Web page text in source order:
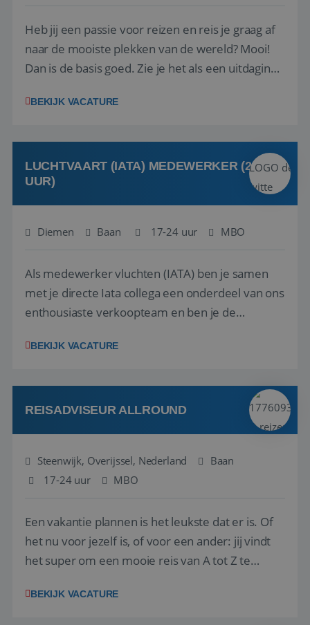
Heb jij een passie voor reizen en reis je graag af
naar de mooiste plekken van de wereld? Mooi!
Dan is de basis goed. Zie je het als een uitdaging
het samenstellen en boeken van de perfecte
deze onderdelen zijn nu samen gevoegd...
BEKIJK VACATURE
LUCHTVAART (IATA) MEDEWERKER (24-32
UUR)
Diemen Baan 17-24 uur MBO
Als medewerker vluchten (IATA) ben je samen
met je directe Iata collega een onderdeel van ons
enthousiaste verkoopteam en ben je de
en tarieven waar je collega’s niet uitkomen.
kwaliteitsbewaking van alles wat met IATA te m...
BEKIJK VACATURE
REISADVISEUR ALLROUND
Steenwijk, Overijssel, Nederland
Baan
17-24 uur
MBO
Een vakantie plannen is het leukste dat er is. Of
het nu voor jezelf is, of voor een ander: jij vindt
het super om een mooie reis van A tot Z te
vakantiegangers de meest prachtige plekjes op
BEKIJK VACATURE